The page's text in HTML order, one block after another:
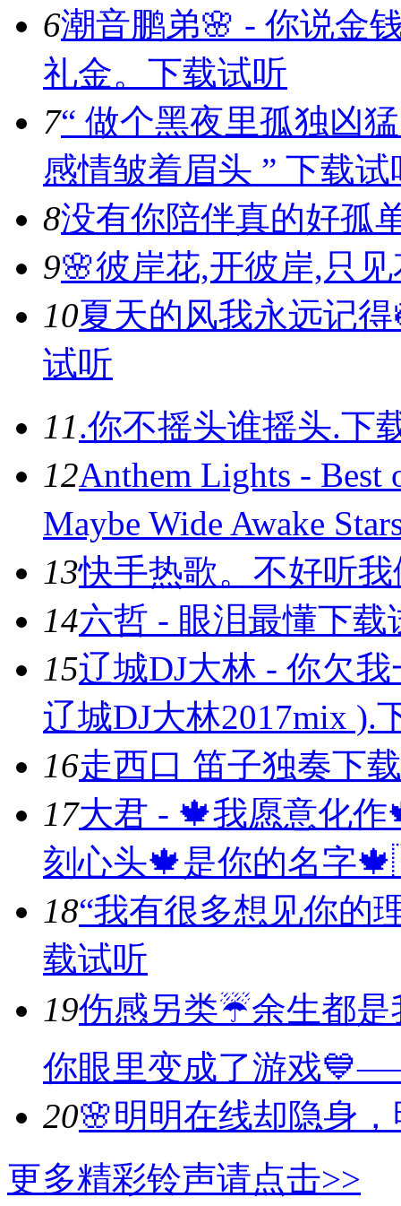
6潮音鹏弟🌸 - 你说金
礼金。 下载试听
7“ 做个黑夜里孤独凶
感情皱着眉头 ” ​​​ 下载试
8没有你陪伴真的好孤
9🌸彼岸花,开彼岸,只
10夏天的风我永远记
试听
11.你不摇头谁摇头.下
12Anthem Lights - Best
Maybe Wide Awake
13快手热歌。不好听
14六哲 - 眼泪最懂下载
15辽城DJ大林 - 你欠
辽城DJ大林2017mix ).
16走西口 笛子独奏下载
17大君 - 🍁我愿意化
刻心头🍁是你的名字
18“我有很多想见你的
载试听
19伤感另类☔余生都
你眼里变成了游戏
20🌸明明在线却隐身
更多精彩铃声请点击>>